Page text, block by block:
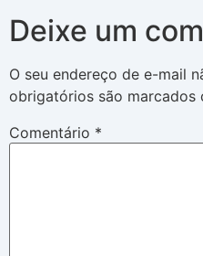
Deixe um
O seu endereço de e-mail
obrigatórios são marcados
Comentário *